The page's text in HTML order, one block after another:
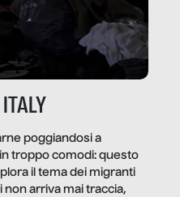
poggiandosi a
troppo comodi: questo
il tema dei migranti
arriva mai traccia,